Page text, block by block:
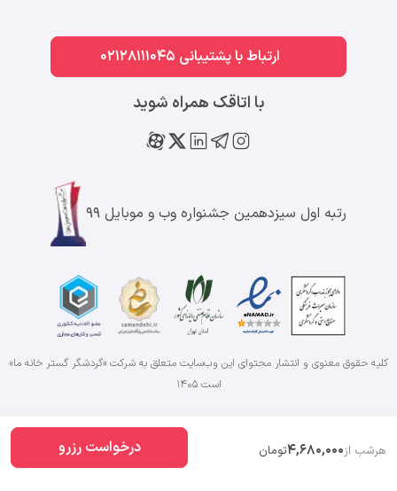
هرشب از4,680,000تومان درخواست رزرو
ارتباط با پشتیبانی 02128111045
با اتاقک همراه شوید
رتبه اول سیزدهمین جشنواره وب و موبایل ۹۹
کلیه حقوق معنوی و انتشار محتوای این وب‌سایت متعلق به شرکت «گردشگر گستر خانه ما»
است۱۴۰۵